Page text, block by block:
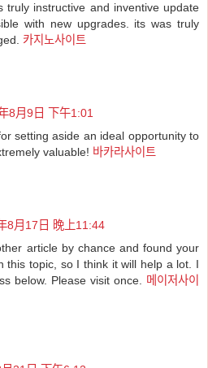
truly instructive and inventive update
with new upgrades. its was truly
카지노사이트
8月9日 下午1:01
setting aside an ideal opportunity to
valuable! 바카라사이트
8月17日 晚上11:44
article by chance and found your
this topic, so I think it will help a lot. I
below. Please visit once. 메이저사이